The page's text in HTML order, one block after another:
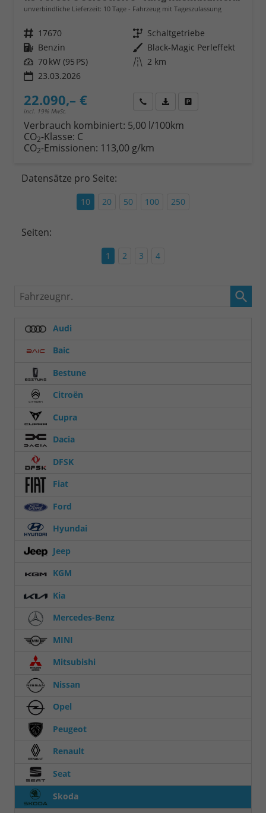
unverbindliche Lieferzeit: 10 Tage Fahrzeug mit Tageszulassung
Fahrzeugnr. 17670 Getriebe Schaltgetriebe
Kraftstoff Benzin Außenfarbe Black-Magic Perleffekt
Leistung 70 kW (95 PS) Kilometerstand 2 km
23.03.2026
22.090,– €
incl. 19% MwSt.
Wir rufen Sie anFahrzeugexposé (PDF)
Verbrauch kombiniert: 5,00 l/100km
CO2-Klasse: C
CO2-Emissionen: 113,00 g/km
Datensätze pro Seite:
10 20 50 100 250
Seiten:
1 2 3 4
Fahrzeugnr.
Audi
Baic
Bestune
Citroën
Cupra
Dacia
DFSK
Fiat
Ford
Hyundai
Jeep
KGM
Kia
Mercedes-Benz
MINI
Mitsubishi
Nissan
Opel
Peugeot
Renault
Seat
Skoda